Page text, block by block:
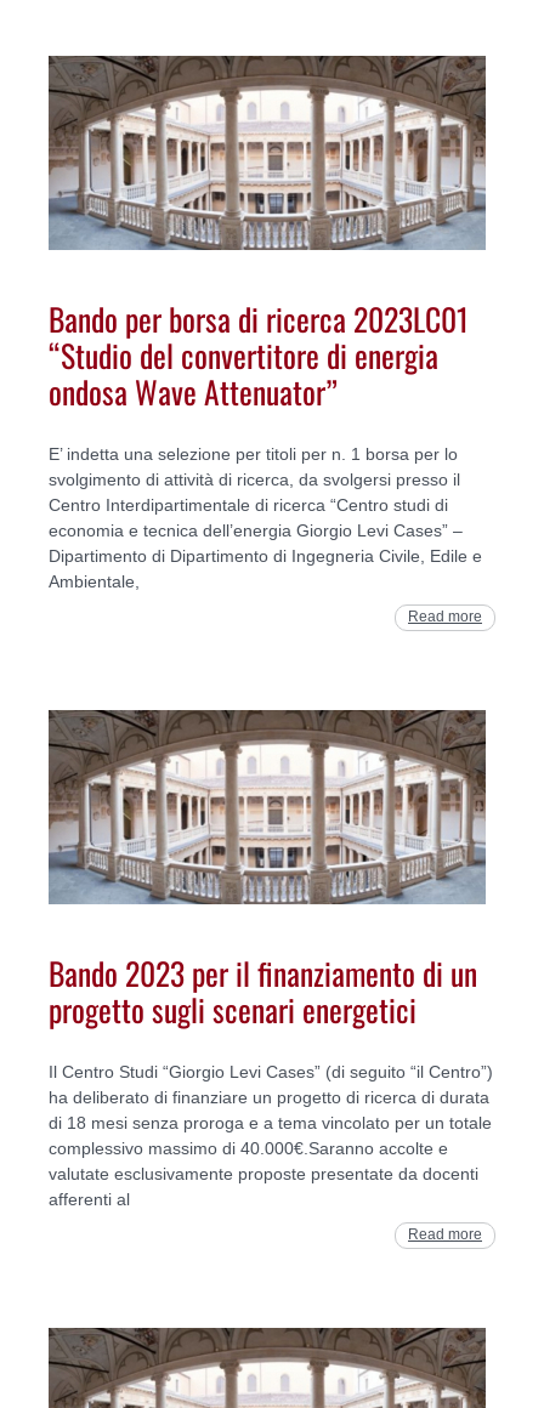
Bando per borsa di ricerca 2023LC01
“Studio del convertitore di energia
ondosa Wave Attenuator”
E’ indetta una selezione per titoli per n. 1 borsa per lo
svolgimento di attività di ricerca, da svolgersi presso il
Centro Interdipartimentale di ricerca “Centro studi di
economia e tecnica dell’energia Giorgio Levi Cases” –
Dipartimento di Dipartimento di Ingegneria Civile, Edile e
Ambientale,
Read more
Bando 2023 per il finanziamento di un
progetto sugli scenari energetici
Il Centro Studi “Giorgio Levi Cases” (di seguito “il Centro”)
ha deliberato di finanziare un progetto di ricerca di durata
di 18 mesi senza proroga e a tema vincolato per un totale
complessivo massimo di 40.000€.Saranno accolte e
valutate esclusivamente proposte presentate da docenti
afferenti al
Read more